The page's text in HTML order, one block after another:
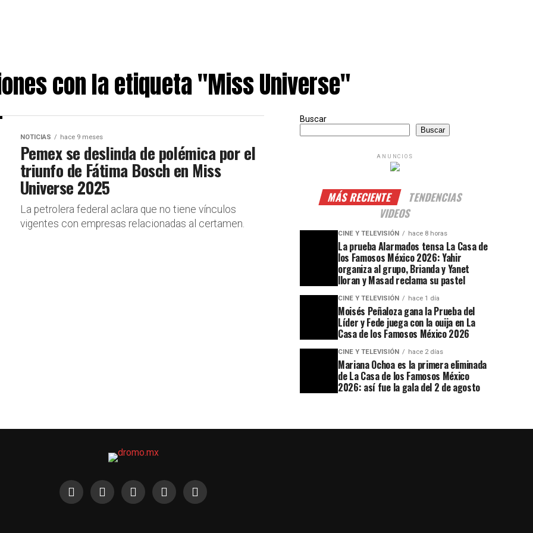
con la etiqueta "Miss Universe"
NOTICIAS hace 9 meses
Pemex se deslinda de polémica por el
triunfo de Fátima Bosch en Miss
Universe 2025
La petrolera federal aclara que no tiene vínculos
vigentes con empresas relacionadas al certamen.
Buscar
Buscar
ANUNCIOS
MÁS RECIENTE
TENDENCIAS
VIDEOS
CINE Y TELEVISIÓN hace 8 horas
La prueba Alarmados tensa La Casa de
los Famosos México 2026: Yahir
organiza al grupo, Brianda y Yanet
lloran y Masad reclama su pastel
CINE Y TELEVISIÓN hace 1 día
Moisés Peñaloza gana la Prueba del
Líder y Fede juega con la ouija en La
Casa de los Famosos México 2026
CINE Y TELEVISIÓN hace 2 días
Mariana Ochoa es la primera eliminada
de La Casa de los Famosos México
2026: así fue la gala del 2 de agosto